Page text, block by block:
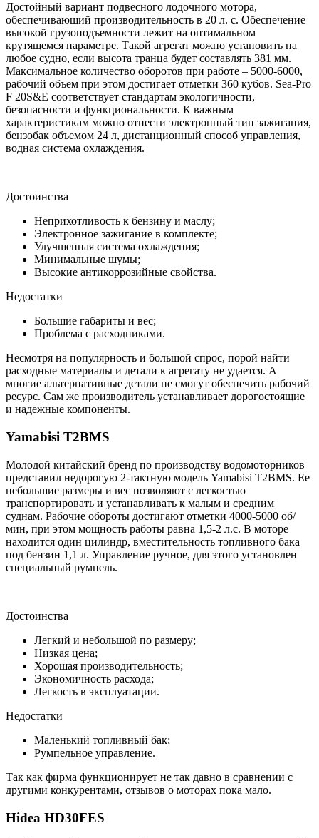
Достойный вариант подвесного лодочного мотора,
обеспечивающий производительность в 20 л. с. Обеспечение
высокой грузоподъемности лежит на оптимальном
крутящемся параметре. Такой агрегат можно установить на
любое судно, если высота транца будет составлять 381 мм.
Максимальное количество оборотов при работе – 5000-6000,
рабочий объем при этом достигает отметки 360 кубов. Sea-Pro
F 20S&E соответствует стандартам экологичности,
безопасности и функциональности. К важным
характеристикам можно отнести электронный тип зажигания,
бензобак объемом 24 л, дистанционный способ управления,
водная система охлаждения.
Достоинства
Неприхотливость к бензину и маслу;
Электронное зажигание в комплекте;
Улучшенная система охлаждения;
Минимальные шумы;
Высокие антикоррозийные свойства.
Недостатки
Большие габариты и вес;
Проблема с расходниками.
Несмотря на популярность и большой спрос, порой найти
расходные материалы и детали к агрегату не удается. А
многие альтернативные детали не смогут обеспечить рабочий
ресурс. Сам же производитель устанавливает дорогостоящие
и надежные компоненты.
Yamabisi T2BMS
Молодой китайский бренд по производству водомоторников
представил недорогую 2-тактную модель Yamabisi T2BMS. Ее
небольшие размеры и вес позволяют с легкостью
транспортировать и устанавливать к малым и средним
суднам. Рабочие обороты достигают отметки 4000-5000 об/
мин, при этом мощность работы равна 1,5-2 л.с. В моторе
находится один цилиндр, вместительность топливного бака
под бензин 1,1 л. Управление ручное, для этого установлен
специальный румпель.
Достоинства
Легкий и небольшой по размеру;
Низкая цена;
Хорошая производительность;
Экономичность расхода;
Легкость в эксплуатации.
Недостатки
Маленький топливный бак;
Румпельное управление.
Так как фирма функционирует не так давно в сравнении с
другими конкурентами, отзывов о моторах пока мало.
Hidea HD30FES